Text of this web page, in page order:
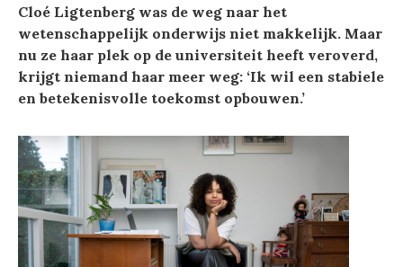
Cloé Ligtenberg was de weg naar het
wetenschappelijk onderwijs niet makkelijk. Maar
nu ze haar plek op de universiteit heeft veroverd,
krijgt niemand haar meer weg: ‘Ik wil een stabiele
en betekenisvolle toekomst opbouwen.’